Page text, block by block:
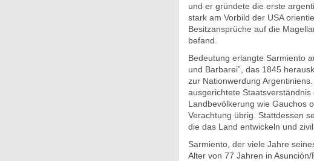
und er gründete die erste
stark am Vorbild der USA
Besitzansprüche auf die
befand.
Bedeutung erlangte Sarmiento
und Barbarei”, das 1845
zur Nationwerdung
ausgerichtete
Landbevölkerung wie Gauchos
Verachtung übrig. Stattdessen
die das Land entwickeln und
Sarmiento, der viele Jahre
Alter von 77 Jahren in